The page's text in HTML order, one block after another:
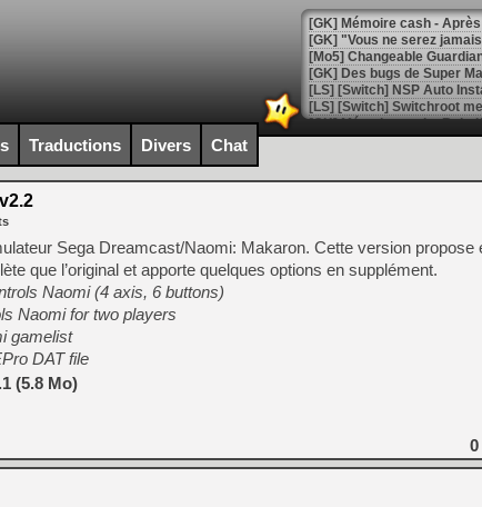
[GK] Mémoire cash -
[GK] "Vous ne serez
[Mo5] Changeable
[GK] Des bugs de Super
[LS] [Switch] NSP Auto
[GK] La saga horrifique
[GK] Le portage de Super
[Mo5] Le jeu de course
[GK] Guillermo del Toro
[GK] Mistfall Hunter : déjà
[GK] Wo Long 2 évolue
[GK] Crossfire : un TPS à
[LS] [PS5] Premiers
Traductions Divers Chat
Sega Dreamcast/Naomi: Makaron. Cette version propose
que l’original et apporte quelques options en supplément.
Naomi (4 axis, 6 buttons)
Naomi for two players
gamelist
DAT file
(5.8 Mo)
0